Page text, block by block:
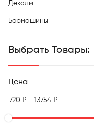
Декали
Бормашины
Выбрать Товары:
Цена